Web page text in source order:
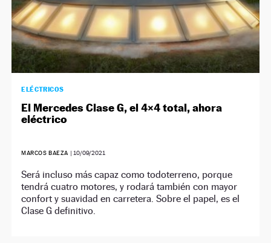
ELÉCTRICOS
El Mercedes Clase G, el 4×4 total, ahora
eléctrico
MARCOS BAEZA | 10/09/2021
Será incluso más capaz como todoterreno, porque
tendrá cuatro motores, y rodará también con mayor
confort y suavidad en carretera. Sobre el papel, es el
Clase G definitivo.